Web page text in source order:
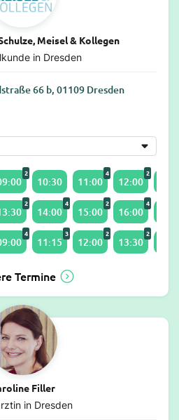
Meisel & Kollegen
in Dresden
66 b, 01109 Dresden
2
10:30 11:00
4
12:00
2
2
14:00
4
15:00
2
16:00
4
4
11:15
3
12:00
2
13:30
2
Termine
Filler
in Dresden